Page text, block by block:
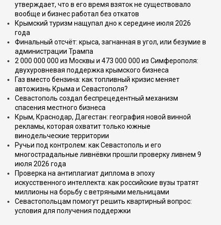
утверждает, что в его время взяток не существовало
вообще и бизнес работал без откатов
Крымский туризм нащупал дно к середине июля 2026
года
Финальный отсчёт: крыса, загнанная в угол, или безумие в
администрации Трампа
2 000 000 000 из Москвы и 473 000 000 из Симферополя:
двухуровневая поддержка крымского бизнеса
Газ вместо бензина: как топливный кризис меняет
автожизнь Крыма и Севастополя?
Севастополь создал беспрецедентный механизм
спасения местного бизнеса
Крым, Краснодар, Дагестан: география новой винной
рекламы, которая охватит только южные
винодельческие территории
Ручьи под контролем: как Севастополь и его
многострадальные ливнёвки прошли проверку ливнем 9
июля 2026 года
Проверка на антиплагиат диплома в эпоху
искусственного интеллекта: как российские вузы тратят
миллионы на борьбу с ветряными мельницами
Севастопольцам помогут решить квартирный вопрос:
условия для получения поддержки